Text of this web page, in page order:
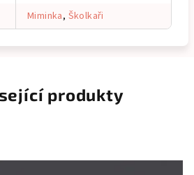
Miminka, Školkaři
produkty